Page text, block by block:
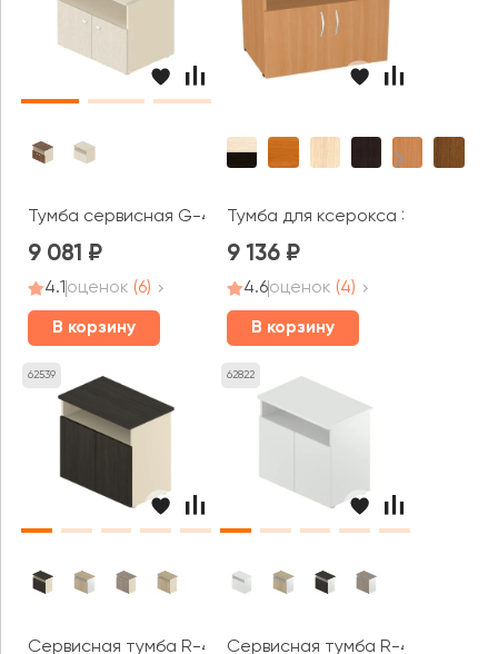
Тумба сервисная G-47 Гамма
9 081
4.1 оценок (6)
В корзину
Тумба для ксерокса Э-26.7
9 136
4.6оценок (4)
В корзину
62539
Сервисная тумба R-47 Rio Base
62822
Сервисная тумба R-47 Rio